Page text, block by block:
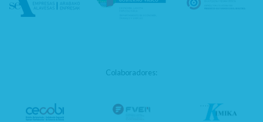
Colaboradores: